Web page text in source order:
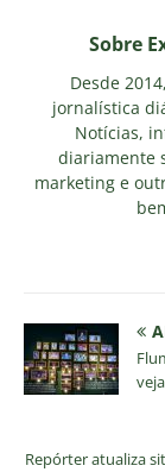
Sobre
Desde
jornalística
Notícias,
diariamente
marketing e
Repórter atualiza